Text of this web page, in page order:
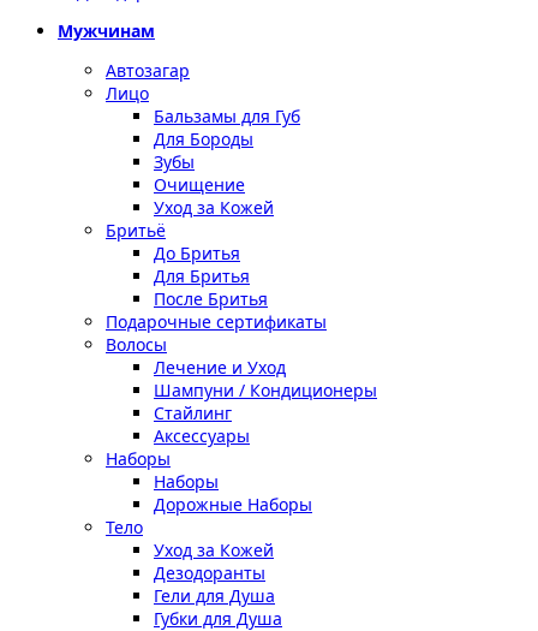
Мужчинам
Автозагар
Лицо
Бальзамы для Губ
Для Бороды
Зубы
Очищение
Уход за Кожей
Бритьё
До Бритья
Для Бритья
После Бритья
Подарочные сертификаты
Волосы
Лечение и Уход
Шампуни / Кондиционеры
Стайлинг
Аксессуары
Наборы
Наборы
Дорожные Наборы
Тело
Уход за Кожей
Дезодоранты
Гели для Душа
Губки для Душа